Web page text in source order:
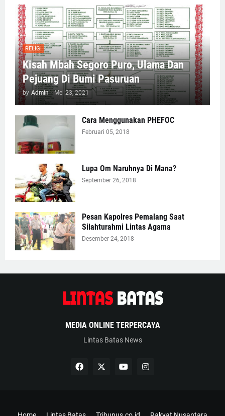
RELIGI
Kisah Mbah Segoro Puro, Ulama Dan
Pejuang Di Bumi Pasuruan
by Admin - Mei 23, 2021
Cara Menggunakan PHEFOC
Februari 05, 2018
Lupa Om Naruhnya Di Mana?
September 26, 2018
Pesan Kapolres Pemalang Saat
Silahturahmi Lintas Agama
Desember 24, 2018
MEDIA ONLINE TERPERCAYA
Lintas Batas News